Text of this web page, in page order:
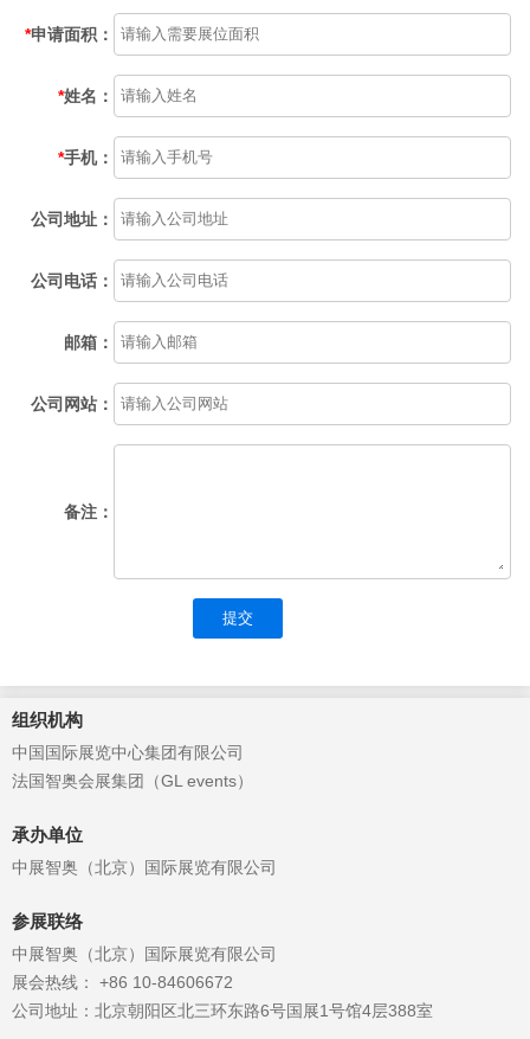
*申请面积：
*姓名：
*手机：
公司地址：
公司电话：
邮箱：
公司网站：
备注：
提交
组织机构
中国国际展览中心集团有限公司
法国智奥会展集团（GL events）
承办单位
中展智奥（北京）国际展览有限公司
参展联络
中展智奥（北京）国际展览有限公司
展会热线： +86 10-84606672
公司地址：北京朝阳区北三环东路6号国展1号馆4层388室